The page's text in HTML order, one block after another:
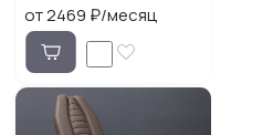
от 2469 ₽/месяц